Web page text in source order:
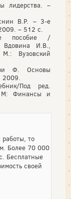
лидерства. –
В.Р. – 3-е
– 512 с.
пособие /
И.В.,
Вузовский
Ф. Основы
2009.
Под ред.
М: Финансы и
то
Более 70 000
Бесплатные
своей